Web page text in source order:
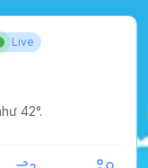
Live
42°.